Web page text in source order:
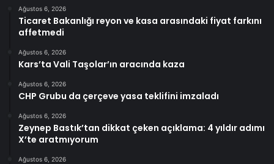
Ağustos 6, 2026
Ticaret Bakanlığı reyon ve kasa arasındaki fiyat farkını
affetmedi
Ağustos 6, 2026
Kars’ta Vali Taşolar’ın aracında kaza
Ağustos 6, 2026
CHP Grubu da çerçeve yasa teklifini imzaladı
Ağustos 6, 2026
Zeynep Bastık’tan dikkat çeken açıklama: 4 yıldır adımı
X’te aratmıyorum
Ağustos 6, 2026